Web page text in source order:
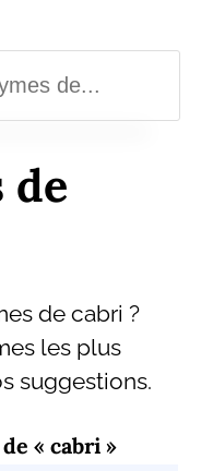
de
de cabri ?
les plus
suggestions.
« cabri »